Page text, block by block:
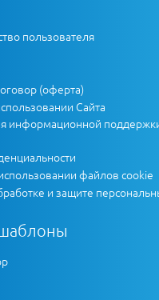
пользователя
(оферта)
Сайта
информационной
файлов cookie
и защите